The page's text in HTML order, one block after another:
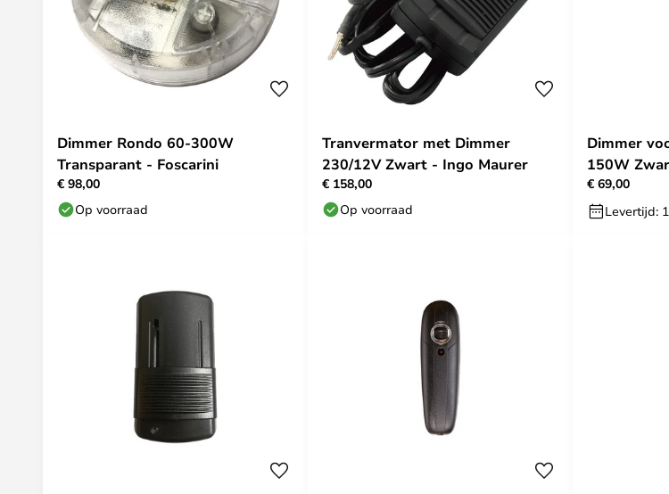
Dimmer Rondo 60-300W
Transparant - Foscarini
€ 98,00
Op voorraad
Tranvermator met Dimmer
230/12V Zwart - Ingo Maurer
€ 158,00
Op voorraad
Dimmer
150W
€ 69,00
Levertijd: